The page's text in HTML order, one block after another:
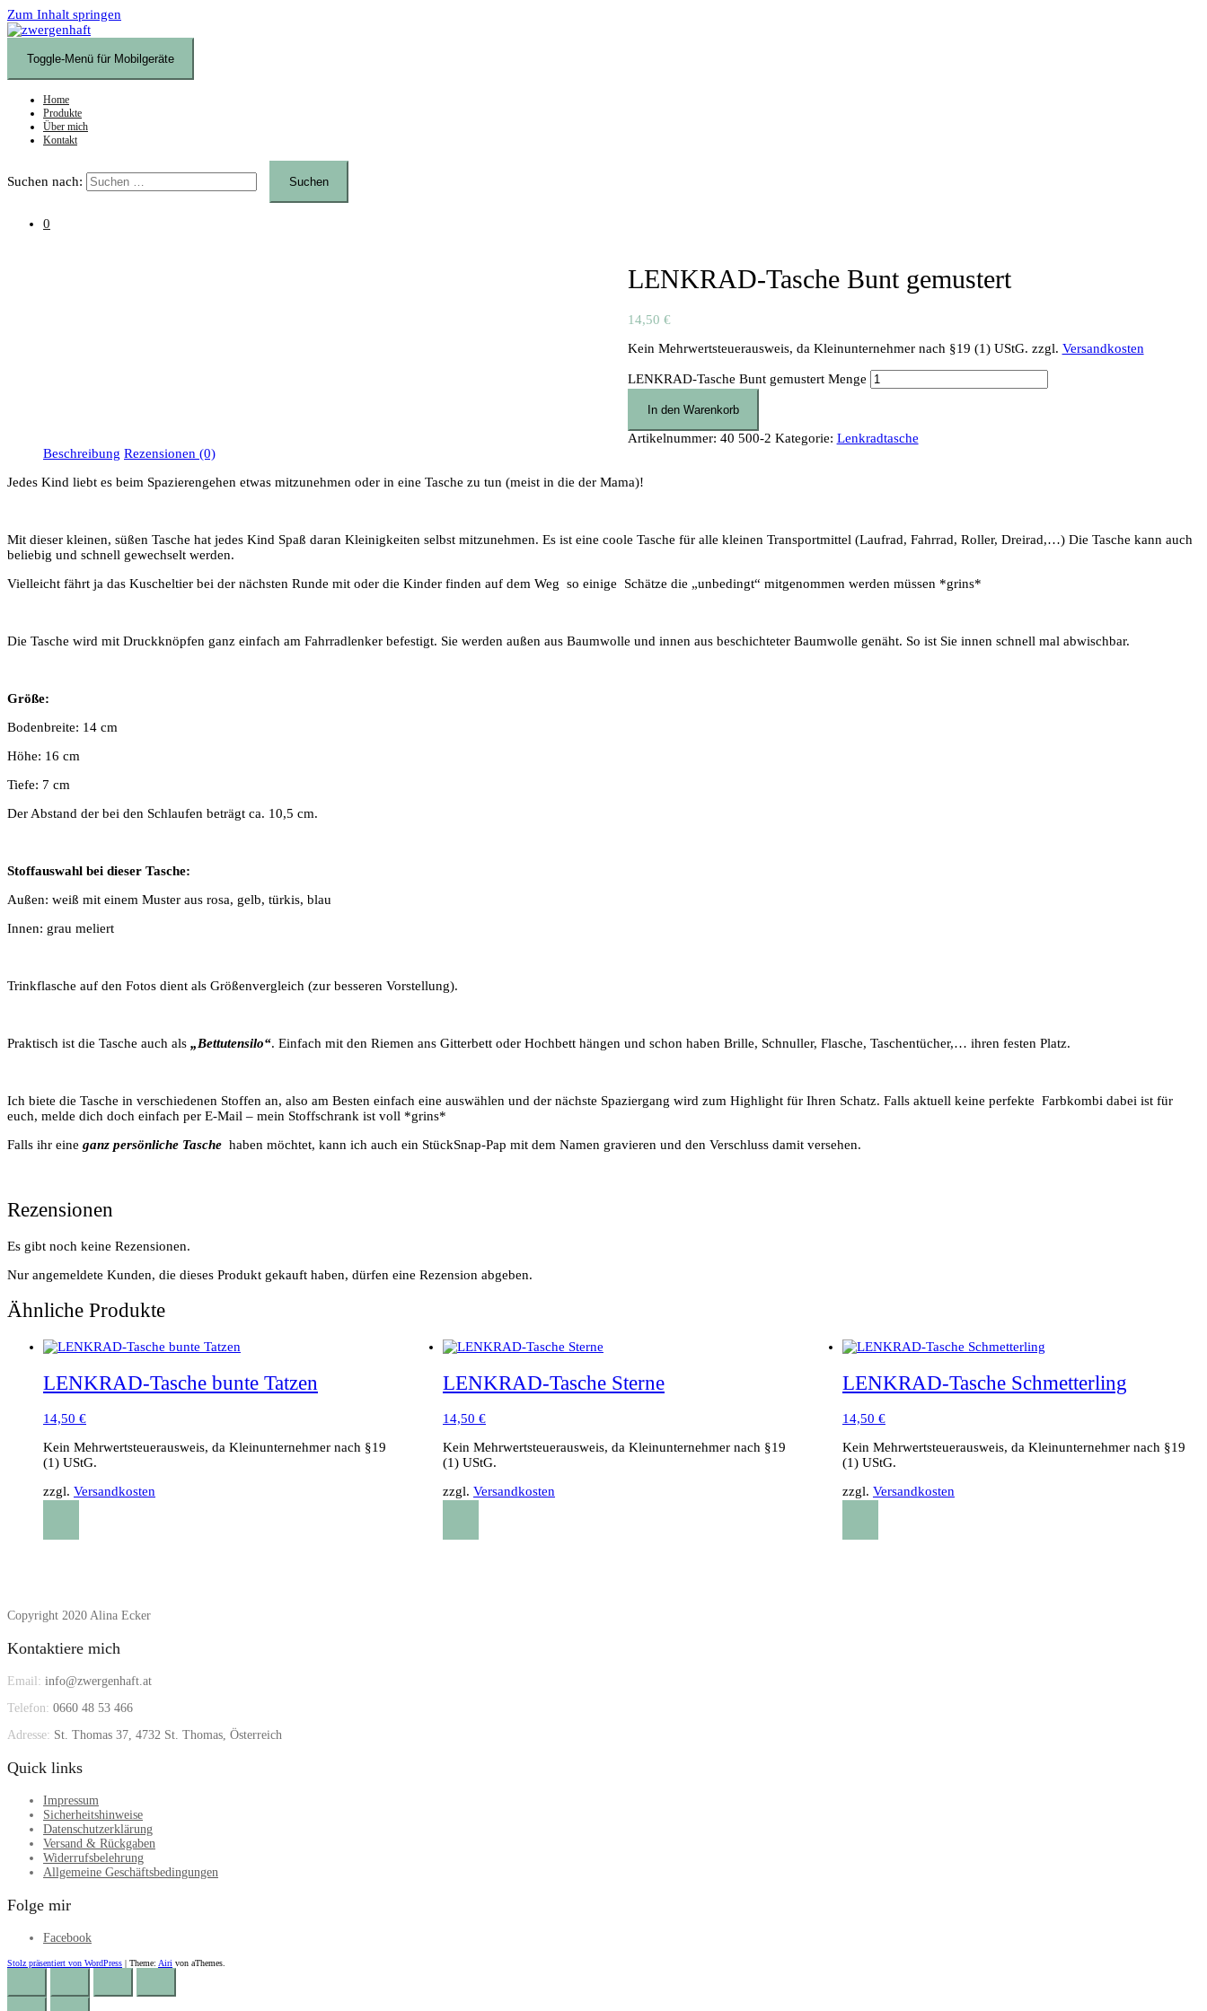
Zum Inhalt springen
Toggle-Menü für Mobilgeräte
Home
Produkte
Über mich
Kontakt
Suchen nach:
0
LENKRAD-Tasche Bunt gemustert
14,50 €
Kein Mehrwertsteuerausweis, da Kleinunternehmer nach §19 (1) UStG. zzgl. Versandkosten
LENKRAD-Tasche Bunt gemustert Menge
In den Warenkorb
Artikelnummer: 40 500-2 Kategorie: Lenkradtasche
Beschreibung Rezensionen (0)
Jedes Kind liebt es beim Spazierengehen etwas mitzunehmen oder in eine Tasche zu tun (meist in die der Mama)!
Mit dieser kleinen, süßen Tasche hat jedes Kind Spaß daran Kleinigkeiten selbst mitzunehmen. Es ist eine coole Tasche für alle kleinen Transportmittel (Laufrad, Fahrrad, Roller, Dreirad,…) Die Tasche kann auch
beliebig und schnell gewechselt werden.
Vielleicht fährt ja das Kuscheltier bei der nächsten Runde mit oder die Kinder finden auf dem Weg so einige Schätze die „unbedingt“ mitgenommen werden müssen *grins*
Die Tasche wird mit Druckknöpfen ganz einfach am Fahrradlenker befestigt. Sie werden außen aus Baumwolle und innen aus beschichteter Baumwolle genäht. So ist Sie innen schnell mal abwischbar.
Größe:
Bodenbreite: 14 cm
Höhe: 16 cm
Tiefe: 7 cm
Der Abstand der bei den Schlaufen beträgt ca. 10,5 cm.
Stoffauswahl bei dieser Tasche:
Außen: weiß mit einem Muster aus rosa, gelb, türkis, blau
Innen: grau meliert
Trinkflasche auf den Fotos dient als Größenvergleich (zur besseren Vorstellung).
Praktisch ist die Tasche auch als „Bettutensilo“. Einfach mit den Riemen ans Gitterbett oder Hochbett hängen und schon haben Brille, Schnuller, Flasche, Taschentücher,… ihren festen Platz.
Ich biete die Tasche in verschiedenen Stoffen an, also am Besten einfach eine auswählen und der nächste Spaziergang wird zum Highlight für Ihren Schatz. Falls aktuell keine perfekte Farbkombi dabei ist für
euch, melde dich doch einfach per E-Mail – mein Stoffschrank ist voll *grins*
Falls ihr eine ganz persönliche Tasche haben möchtet, kann ich auch ein StückSnap-Pap mit dem Namen gravieren und den Verschluss damit versehen.
Rezensionen
Es gibt noch keine Rezensionen.
Nur angemeldete Kunden, die dieses Produkt gekauft haben, dürfen eine Rezension abgeben.
Ähnliche Produkte
LENKRAD-Tasche bunte Tatzen
14,50 €
Kein Mehrwertsteuerausweis, da Kleinunternehmer nach §19
(1) UStG.
zzgl. Versandkosten
LENKRAD-Tasche Sterne
14,50 €
Kein Mehrwertsteuerausweis, da Kleinunternehmer nach §19
(1) UStG.
zzgl. Versandkosten
LENKRAD-Tasche Schmetterling
14,50 €
Kein Mehrwertsteuerausweis, da Kleinunternehmer nach §19
(1) UStG.
zzgl. Versandkosten
Copyright 2020 Alina Ecker
Kontaktiere mich
Email: info@zwergenhaft.at
Telefon: 0660 48 53 466
Adresse: St. Thomas 37, 4732 St. Thomas, Österreich
Quick links
Impressum
Sicherheitshinweise
Datenschutzerklärung
Versand & Rückgaben
Widerrufsbelehrung
Allgemeine Geschäftsbedingungen
Folge mir
Facebook
Stolz präsentiert von WordPress | Theme: Airi von aThemes.